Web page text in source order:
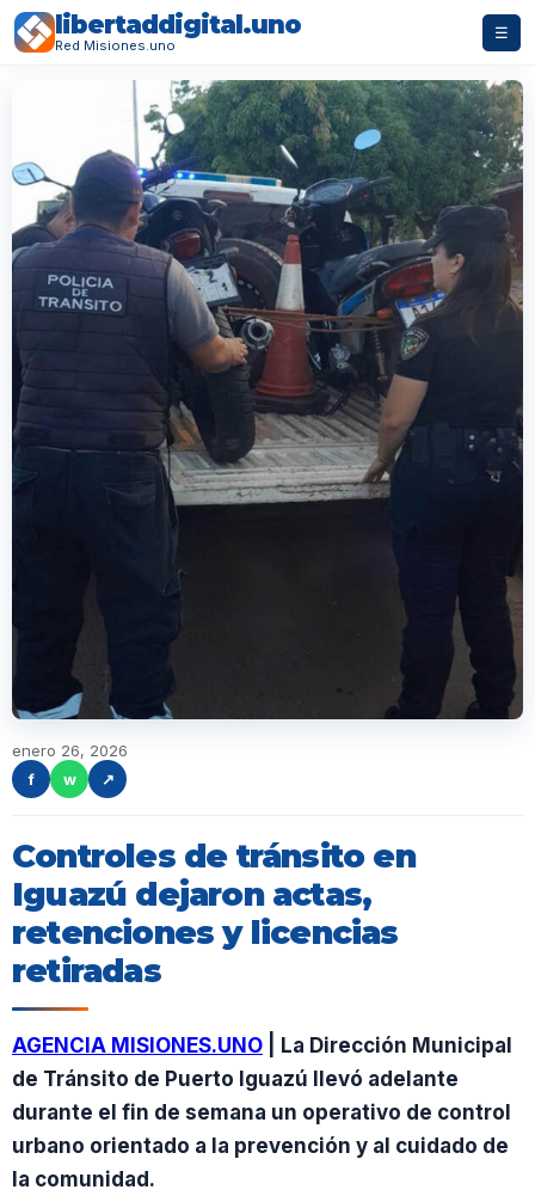
libertaddigital.uno
Red Misiones.uno
☰
enero 26, 2026
f
w ↗
Controles de tránsito en
Iguazú dejaron actas,
retenciones y licencias
retiradas
AGENCIA MISIONES.UNO | La Dirección Municipal
de Tránsito de Puerto Iguazú llevó adelante
durante el fin de semana un operativo de control
urbano orientado a la prevención y al cuidado de
la comunidad.